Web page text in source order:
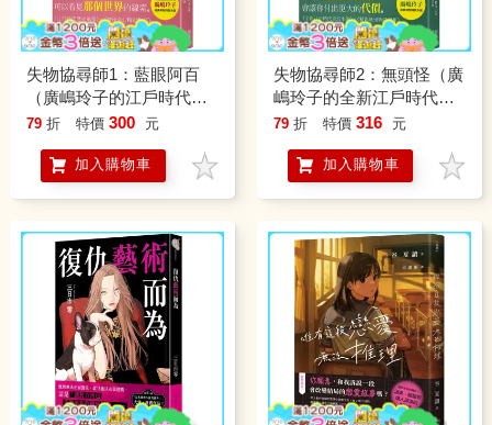
失物協尋師1：藍眼阿百
（廣嶋玲子的江戶時代奇
幻小說！日本讀者集體敲
語）
79 折 特價 300 元
加入購物車
失物協尋師2：無頭怪（廣
嶋玲子的全新江戶時代奇
幻小說！精采妖怪物語的
79 折 特價 316 元
加入購物車